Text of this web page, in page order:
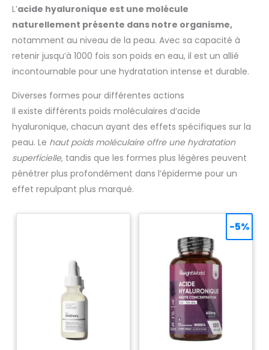
L’acide hyaluronique est une molécule
naturellement présente dans notre organisme,
notamment au niveau de la peau. Avec sa capacité à
retenir jusqu’à 1000 fois son poids en eau, il est un allié
incontournable pour une hydratation intense et durable.
Diverses formes pour différentes actions
Il existe différents poids moléculaires d’acide
hyaluronique, chacun ayant des effets spécifiques sur la
peau. Le haut poids moléculaire offre une hydratation
superficielle, tandis que les formes plus légères peuvent
pénétrer plus profondément dans l’épiderme pour un
effet repulpant plus marqué.
-5%